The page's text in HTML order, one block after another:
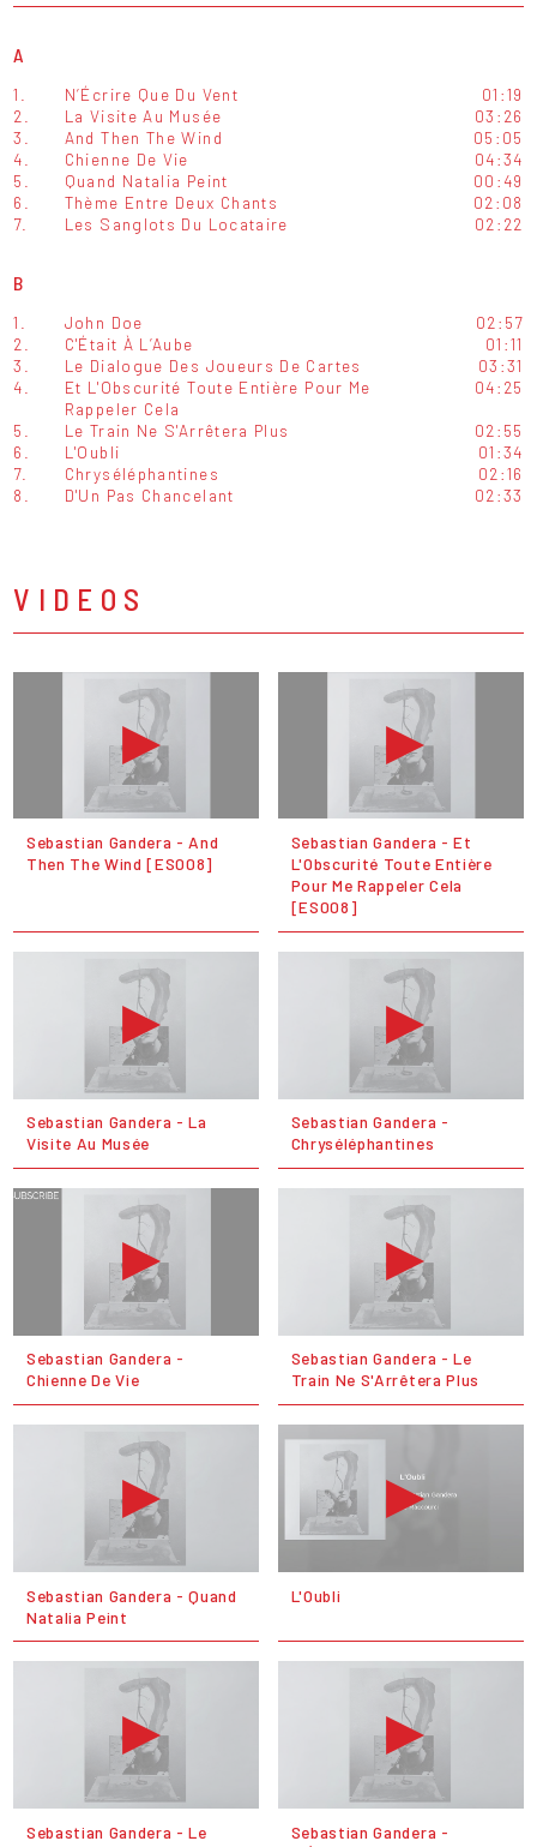
A
1. N’Écrire Que Du Vent
01:19
2.
La Visite Au Musée
03:26
3.
And Then The Wind
05:05
4.
Chienne De Vie
04:34
5.
Quand Natalia Peint
00:49
6.
Thème Entre Deux Chants
02:08
7.
Les Sanglots Du Locataire 02:22
B
1. John Doe
02:57
2.
C'Était À L’Aube
01:11
3.
Le Dialogue Des Joueurs De Cartes
03:31
4.
Et L'Obscurité Toute Entière Pour Me
Rappeler Cela
04:25
5. Le Train Ne S'Arrêtera Plus
02:55
6.
L'Oubli
01:34
7.
Chryséléphantines
02:16
8.
D'Un Pas Chancelant 02:33
VIDEOS
Sebastian Gandera - And
Then The Wind [ES008]
Sebastian Gandera - Et
L'Obscurité Toute Entière
Pour Me Rappeler Cela
[ES008]
Sebastian Gandera - La
Visite Au Musée
Sebastian Gandera -
Chryséléphantines
Sebastian Gandera -
Chienne De Vie
Sebastian Gandera - Le
Train Ne S'Arrêtera Plus
Sebastian Gandera - Quand
Natalia Peint
L'Oubli
Sebastian Gandera - Le
Sebastian Gandera -